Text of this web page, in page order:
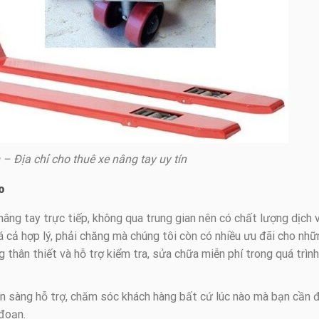
– Địa chỉ cho thuê xe nâng tay uy tín
tay trực tiếp, không qua trung gian nên có chất lượng dịch
hợp lý, phải chăng mà chúng tôi còn có nhiều ưu đãi cho
thân thiết và hỗ trợ kiểm tra, sửa chữa miễn phí trong quá trình
sàng hỗ trợ, chăm sóc khách hàng bất cứ lúc nào mà bạn cần